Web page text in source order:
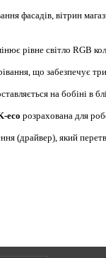
фасадів, вітрин
рівне світло RGB
що забезпечує
на бобіні в
eco розрахована для
(драйвер), який